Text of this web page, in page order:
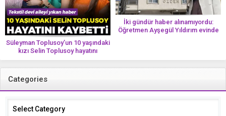
Süleyman Toplusoy’un 10 yaşındaki
kızı Selin Toplusoy hayatını
kaybetti! ‘Ah dünya güzeli melek’
İki gündür haber alınamıyordu:
Öğretmen Ayşegül Yıldırım evinde
Categories
Categories